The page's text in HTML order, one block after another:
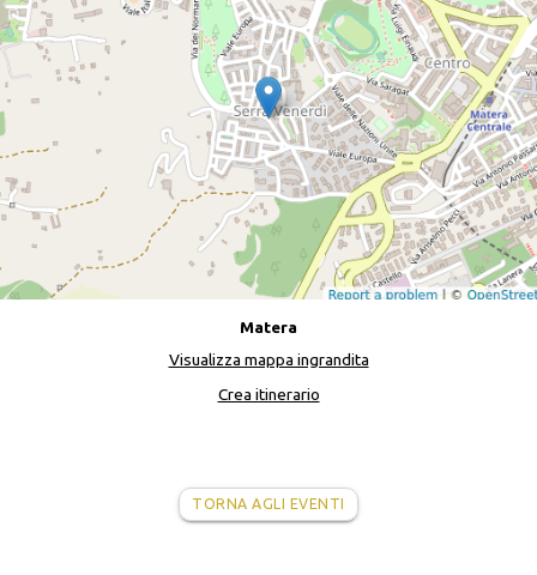
Matera
Visualizza mappa ingrandita
Crea itinerario
TORNA AGLI EVENTI